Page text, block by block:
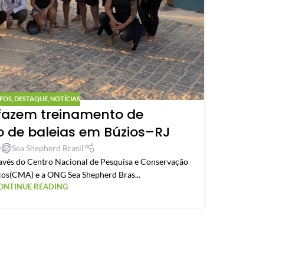
, DESTAQUE, NOTÍCIAS
treinamento de
baleias em Búzios–RJ
Sea Shepherd Brasil
do Centro Nacional de Pesquisa e Conservação
e a ONG Sea Shepherd Bras...
READING